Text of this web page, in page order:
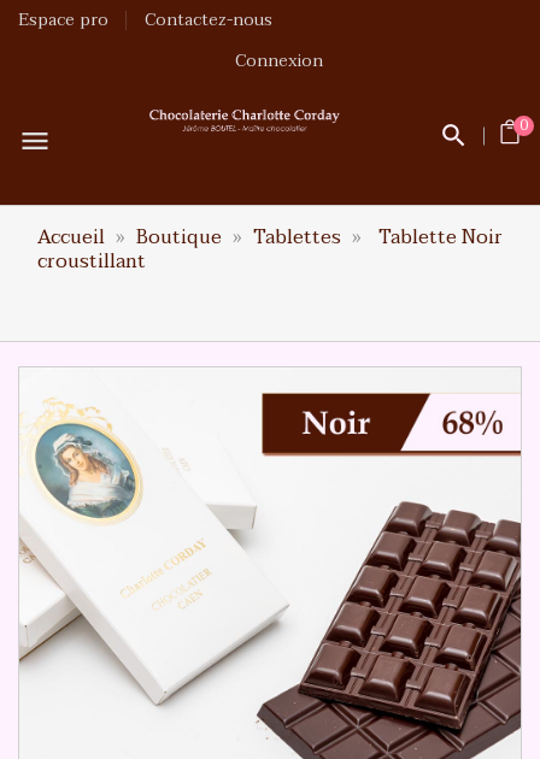
Espace pro
Contactez-nous
Connexion
menu 0
Accueil Boutique Tablettes Tablette Noir
croustillant